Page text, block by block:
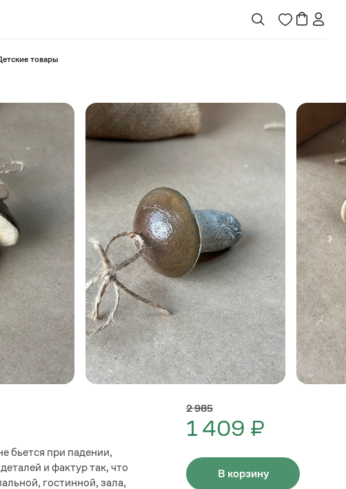
товары
бьется при падении,
и фактур так, что
гостинной, зала,
2 985
1 409 ₽
В корзину